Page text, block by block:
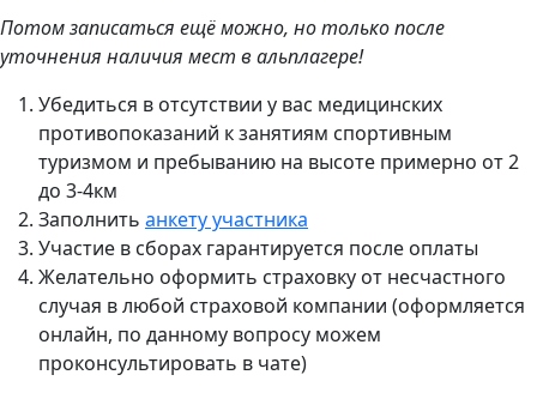
Потом записаться ещё можно, но только после
уточнения наличия мест в альплагере!
Убедиться в отсутствии у вас медицинских
противопоказаний к занятиям спортивным
туризмом и пребыванию на высоте примерно от 2
до 3-4км
Заполнить анкету участника
Участие в сборах гарантируется после оплаты
Желательно оформить страховку от несчастного
случая в любой страховой компании (оформляется
онлайн, по данному вопросу можем
проконсультировать в чате)